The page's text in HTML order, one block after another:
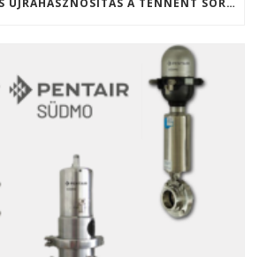
CO2 GYŰJTÉS ÉS ÚJRAHASZNOSÍTÁS A TENNENT SÖRFŐZDÉBEN (SKÓCIA)